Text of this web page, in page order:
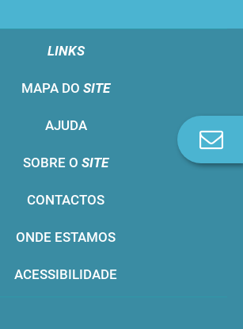
LINKS
MAPA DO SITE
AJUDA
SOBRE O SITE
CONTACTOS
ONDE ESTAMOS
ACESSIBILIDADE